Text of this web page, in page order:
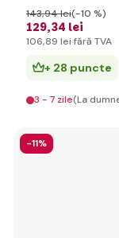
129,34 lei
143,94 lei(-10 %)
106,89 lei fără TVA
+ 28 puncte
3 - 7 zile(La
-11%